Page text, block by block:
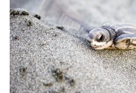
蟲就躲在落葉中度冬，但不是每棵沙
人員要找的是曾經紀錄到幼蟲的沙朴
器，研究人員希望了解幼蟲的環境
陡峭，下大雨時，落葉很容易被沖
植物來設置攔截設施，避免幼蟲被
規劃保護幼蟲、一方面沿著林道尋
月中旬，已經接近成蝶出現季節的
成蝶，但北橫曾經是很容易發現牠